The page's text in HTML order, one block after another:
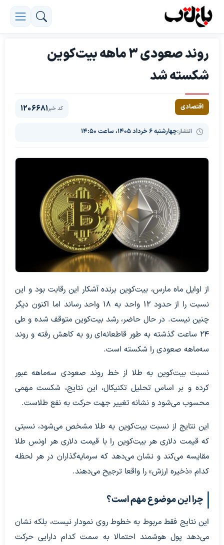
روند صعودی ۳ ماهه بیت‌کوین
شکسته شد
اقتصادی
انتشار:چهارشنبه ۶ خرداد ۱۴۰۵، ساعت ۱۴:۵۰
کد خبر1206681
از اوایل ماه مارس، بیت‌کوین برنده آشکار این رقابت بود و این
نسبت را از حدود ۱۲ واحد به ۱۸ واحد رساند اما اکنون دیگر
چنین نیست. در حال حاضر، رشد بیت‌کوین متوقف شده و طی
۲۴ ساعت گذشته به طور قاطعانه‌ای رو به کاهش رفته و روند
سه‌ماهه صعودی را شکسته است.
نسبت بیت‌کوین به طلا از خط روند صعودی سه‌ماهه عبور
کرده و بر اساس تحلیل تکنیکال، این نتایج، شکست مهمی
محسوب می‌شود و نشانه تغییر جهت حرکت به نفع طلاست.
این نتایج از نسبت بیت‌کوین به طلا مشخص می‌شود، نسبتی
که قیمت دلاری هر بیت‌کوین را با قیمت دلاری هر اونس طلا
مقایسه می‌کند و نشان می‌دهد که سرمایه‌گذاران در هر لحظه
کدام «ذخیره‌ ارزش» را واقعا ترجیح می‌دهند.
چرا این موضوع مهم است؟
این نتایج فقط مربوط به خطوط روی نمودار نیست، بلکه نشان
می‌دهد پول هوشمند احتمالا به سمت کدام دارایی حرکت